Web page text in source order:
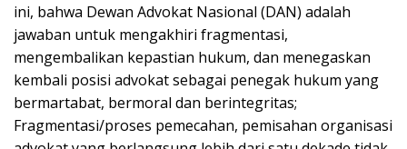
ini, bahwa Dewan Advokat Nasional (DAN) adalah
jawaban untuk mengakhiri fragmentasi,
mengembalikan kepastian hukum, dan menegaskan
kembali posisi advokat sebagai penegak hukum yang
bermartabat, bermoral dan berintegritas;
Fragmentasi/proses pemecahan, pemisahan organisasi